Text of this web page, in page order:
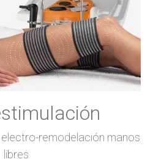
remodelación manos
libres